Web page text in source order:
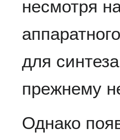
несмотря
для
прежнему
Однако